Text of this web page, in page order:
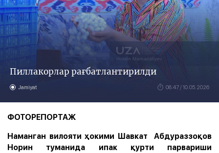
Пиллакорлар рағбатлантирилди
Jamiyat 08:47 / 10.05.2026
ФОТОРЕПОРТАЖ
Наманган вилояти ҳокими Шавкат Абдураззоқов
Норин туманида ипак қурти парвариши